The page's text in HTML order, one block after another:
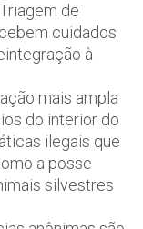
de
cuidados
à
mais ampla
do interior do
ilegais que
a posse
silvestres